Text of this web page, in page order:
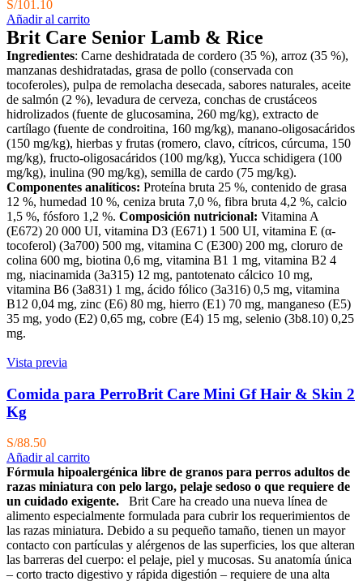
S/101.10
Añadir al carrito
Brit Care Senior Lamb & Rice
Ingredientes: Carne deshidratada de cordero (35 %), arroz (35 %),
manzanas deshidratadas, grasa de pollo (conservada con
tocoferoles), pulpa de remolacha desecada, sabores naturales, aceite
de salmón (2 %), levadura de cerveza, conchas de crustáceos
hidrolizados (fuente de glucosamina, 260 mg/kg), extracto de
cartílago (fuente de condroitina, 160 mg/kg), manano-oligosacáridos
(150 mg/kg), hierbas y frutas (romero, clavo, cítricos, cúrcuma, 150
mg/kg), fructo-oligosacáridos (100 mg/kg), Yucca schidigera (100
mg/kg), inulina (90 mg/kg), semilla de cardo (75 mg/kg).
Componentes analíticos: Proteína bruta 25 %, contenido de grasa
12 %, humedad 10 %, ceniza bruta 7,0 %, fibra bruta 4,2 %, calcio
1,5 %, fósforo 1,2 %. Composición nutricional: Vitamina A
(E672) 20 000 UI, vitamina D3 (E671) 1 500 UI, vitamina E (α-
tocoferol) (3a700) 500 mg, vitamina C (E300) 200 mg, cloruro de
colina 600 mg, biotina 0,6 mg, vitamina B1 1 mg, vitamina B2 4
mg, niacinamida (3a315) 12 mg, pantotenato cálcico 10 mg,
vitamina B6 (3a831) 1 mg, ácido fólico (3a316) 0,5 mg, vitamina
B12 0,04 mg, zinc (E6) 80 mg, hierro (E1) 70 mg, manganeso (E5)
35 mg, yodo (E2) 0,65 mg, cobre (E4) 15 mg, selenio (3b8.10) 0,25
mg.
Vista previa
Comida para PerroBrit Care Mini Gf Hair & Skin 2
Kg
S/88.50
Añadir al carrito
Fórmula hipoalergénica libre de granos para perros adultos de
razas miniatura con pelo largo, pelaje sedoso o que requiere de
un cuidado exigente. Brit Care ha creado una nueva línea de
alimento especialmente formulada para cubrir los requerimientos de
las razas miniatura. Debido a su pequeño tamaño, tienen un mayor
contacto con partículas y alérgenos de las superficies, los que alteran
las barreras del cuerpo: el pelaje, piel y mucosas. Su anatomía única
– corto tracto digestivo y rápida digestión – requiere de una alta